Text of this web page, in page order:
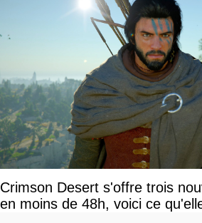
Crimson Desert s'offre trois
en moins de 48h, voici ce